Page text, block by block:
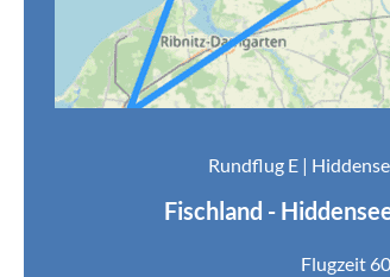
Rundflug E |
Fischland -
Flugzeit